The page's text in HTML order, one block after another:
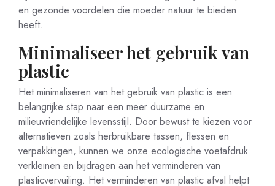
en gezonde voordelen die moeder natuur te bieden
heeft.
Minimaliseer het gebruik van
plastic
Het minimaliseren van het gebruik van plastic is een
belangrijke stap naar een meer duurzame en
milieuvriendelijke levensstijl. Door bewust te kiezen voor
alternatieven zoals herbruikbare tassen, flessen en
verpakkingen, kunnen we onze ecologische voetafdruk
verkleinen en bijdragen aan het verminderen van
plasticvervuiling. Het verminderen van plastic afval helpt